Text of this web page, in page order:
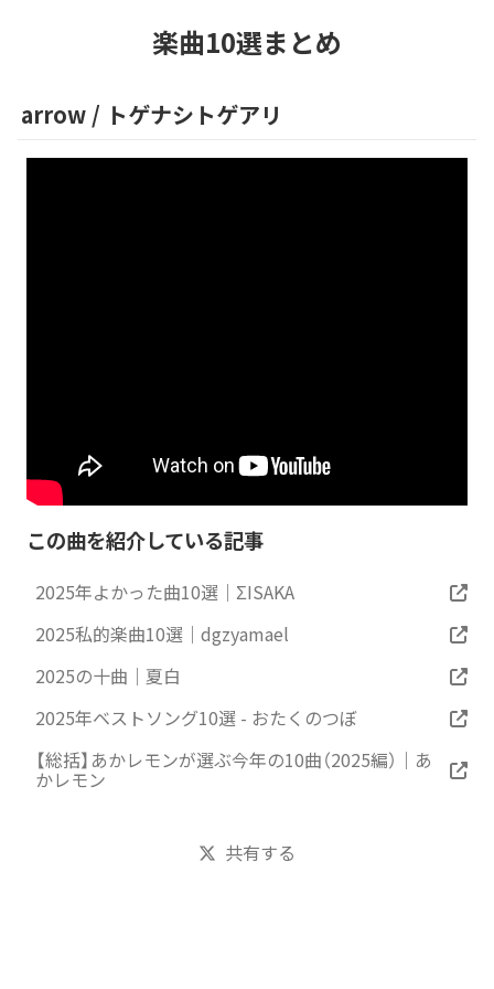
楽曲10選まとめ
arrow / トゲナシトゲアリ
この曲を紹介している記事
2025年よかった曲10選｜ΣISAKA
2025私的楽曲10選｜dgzyamael
2025の十曲｜夏白
2025年ベストソング10選 - おたくのつぼ
【総括】あかレモンが選ぶ今年の10曲（2025編）｜あ
かレモン
共有する